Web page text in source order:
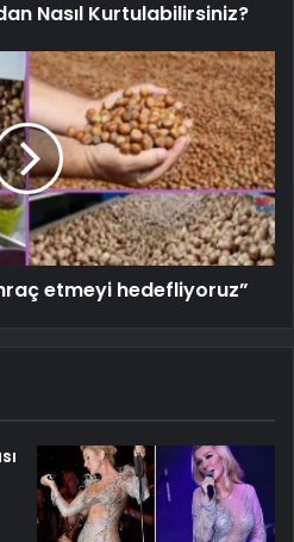
Nasıl Kurtulabilirsiniz?
etmeyi hedefliyoruz”